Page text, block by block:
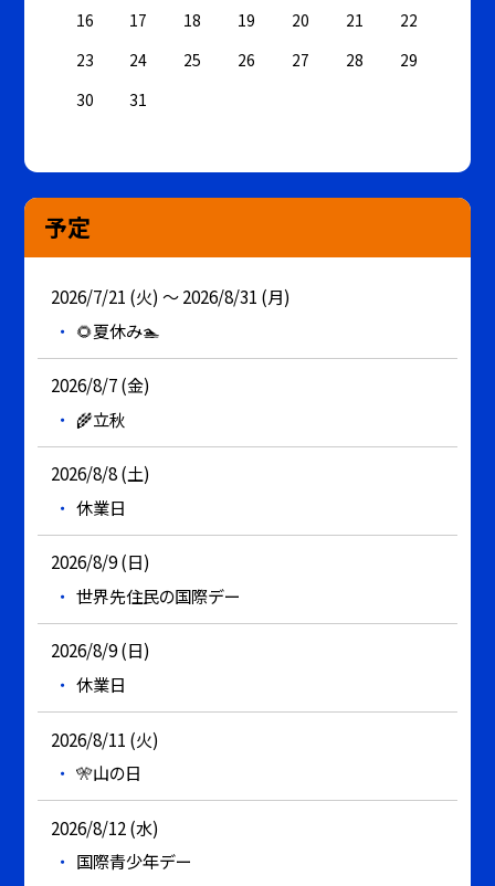
16
17 18 19 20 21
22
23
24 25 26 27 28
29
30
31
予定
2026/7/21 (火) ～ 2026/8/31 (月)
🌻夏休み🏊
2026/8/7 (金)
🌾立秋
2026/8/8 (土)
休業日
2026/8/9 (日)
世界先住民の国際デー
2026/8/9 (日)
休業日
2026/8/11 (火)
🎌山の日
2026/8/12 (水)
国際青少年デー